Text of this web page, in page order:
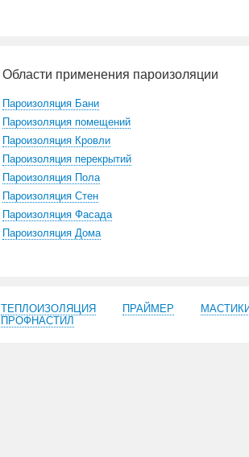
Области применения пароизоляции
Пароизоляция Бани
Пароизоляция помещений
Пароизоляция Кровли
Пароизоляция перекрытий
Пароизоляция Пола
Пароизоляция Стен
Пароизоляция Фасада
Пароизоляция Дома
ТЕПЛОИЗОЛЯЦИЯ ПРАЙМЕР
ПРОФНАСТИЛ